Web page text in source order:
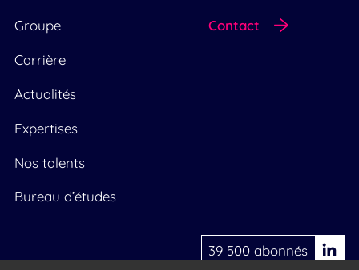
Groupe
Carrière
Actualités
Expertises
Nos talents
Bureau d’études
Contact
39 500 abonnés